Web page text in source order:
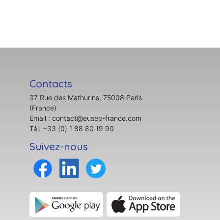
Contacts
37 Rue des Mathurins, 75008 Paris
(France)
Email : contact@eusep-france.com
Tél: +33 (0) 1 88 80 19 90
Suivez-nous